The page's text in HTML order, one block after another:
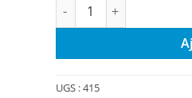
quantité de Machine à
UGS :415